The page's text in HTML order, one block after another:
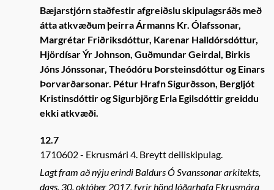
Bæjarstjórn staðfestir afgreiðslu skipulagsráðs með
átta atkvæðum þeirra Ármanns Kr. Ólafssonar,
Margrétar Friðriksdóttur, Karenar Halldórsdóttur,
Hjördísar Ýr Johnson, Guðmundar Geirdal, Birkis
Jóns Jónssonar, Theódóru Þorsteinsdóttur og Einars
Þorvarðarsonar. Pétur Hrafn Sigurðsson, Bergljót
Kristinsdóttir og Sigurbjörg Erla Egilsdóttir greiddu
ekki atkvæði.
12.7
1710602
Ekrusmári 4. Breytt deiliskipulag.
Lagt fram að nýju erindi Baldurs Ó Svanssonar arkitekts,
dags. 30. október 2017, fyrir hönd lóðarhafa Ekrusmára